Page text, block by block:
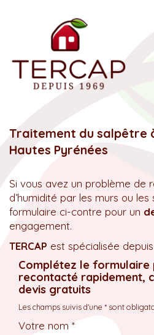
Traitement du salpêtre
Hautes Pyrénées
Si vous avez un problème de
d’humidité par les murs ou
formulaire ci-contre pour un
engagement.
TERCAP est spécialisée
Complétez le formulaire
recontacté rapidement,
devis gratuits
Les champs suivis d'une * sont
Votre nom *